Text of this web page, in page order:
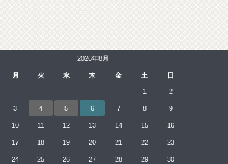
2026年8月
月 火 水 木 金 土 日
1 2
3 4 5 6 7 8 9
10 11 12 13 14 15 16
17 18 19 20 21 22 23
24 25 26 27 28 29 30